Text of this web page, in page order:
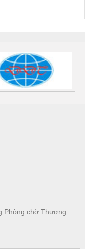
Phòng chờ Thương